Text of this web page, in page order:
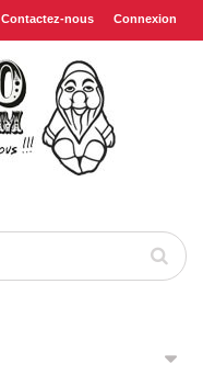
Connexion
Contactez-nous